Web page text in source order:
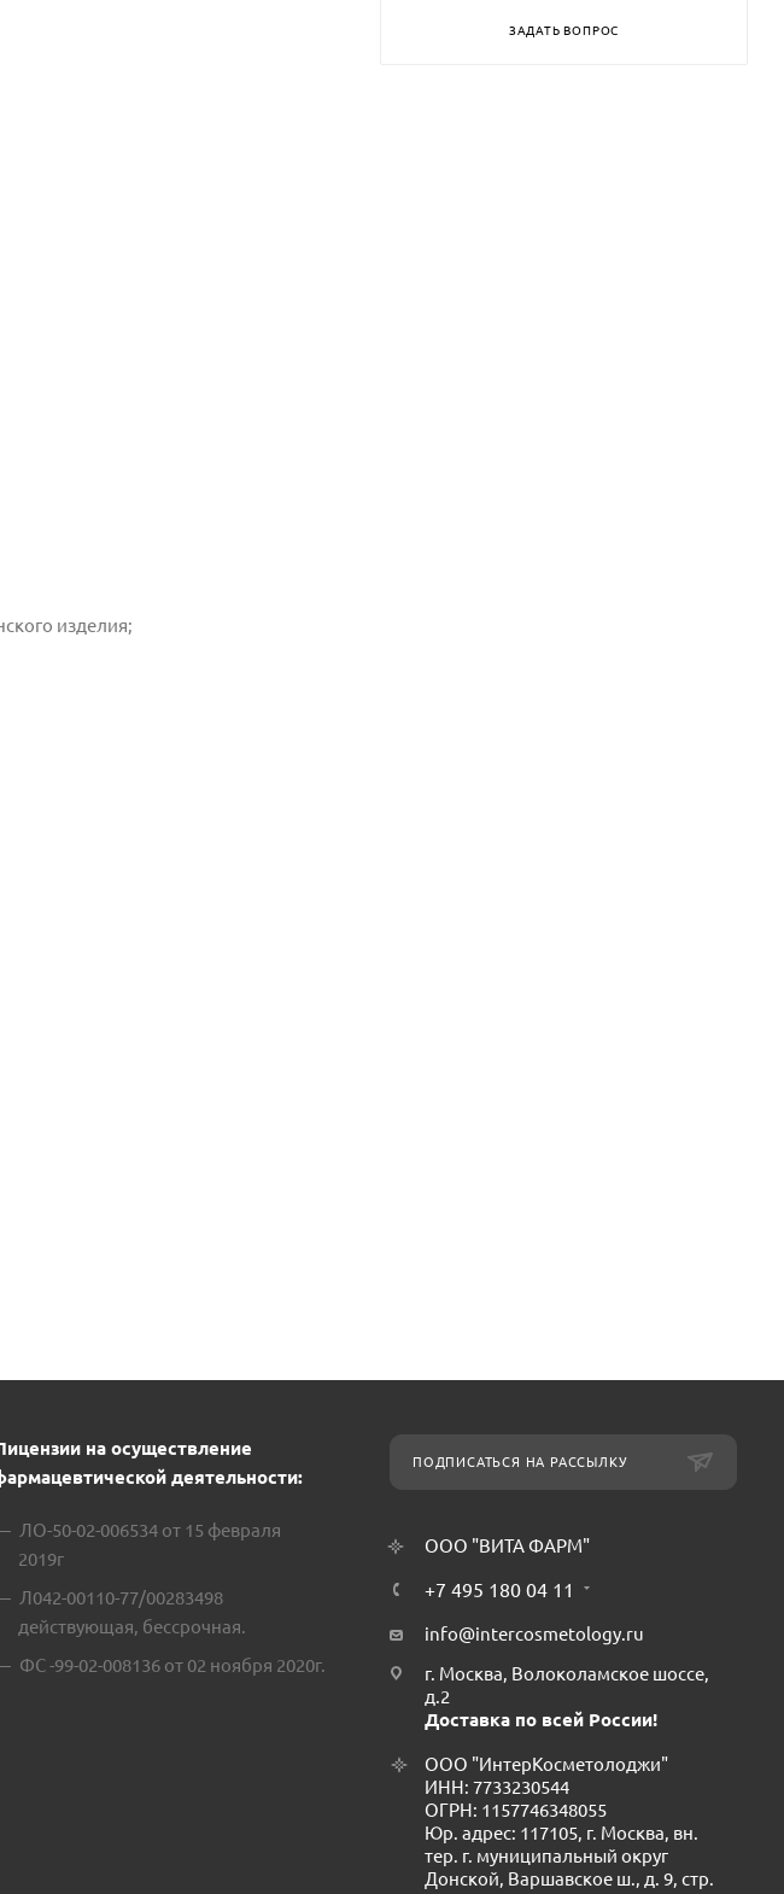
изделия;
ЗАДАТЬ ВОПРОС
на осуществление
деятельности:
ЛО-50-02-006534 от 15 февраля
2019г
Л042-00110-77/00283498
действующая, бессрочная.
ФС -99-02-008136 от 02 ноября 2020г.
ПОДПИСАТЬСЯ НА РАССЫЛКУ
ООО "ВИТА ФАРМ"
+7 495 180 04 11
info@intercosmetology.ru
г. Москва, Волоколамское шоссе,
д.2
Доставка по всей России!
ООО "ИнтерКосметолоджи"
ИНН: 7733230544
ОГРН: 1157746348055
Юр. адрес: 117105, г. Москва, вн.
тер. г. муниципальный округ
Донской, Варшавское ш., д. 9, стр.